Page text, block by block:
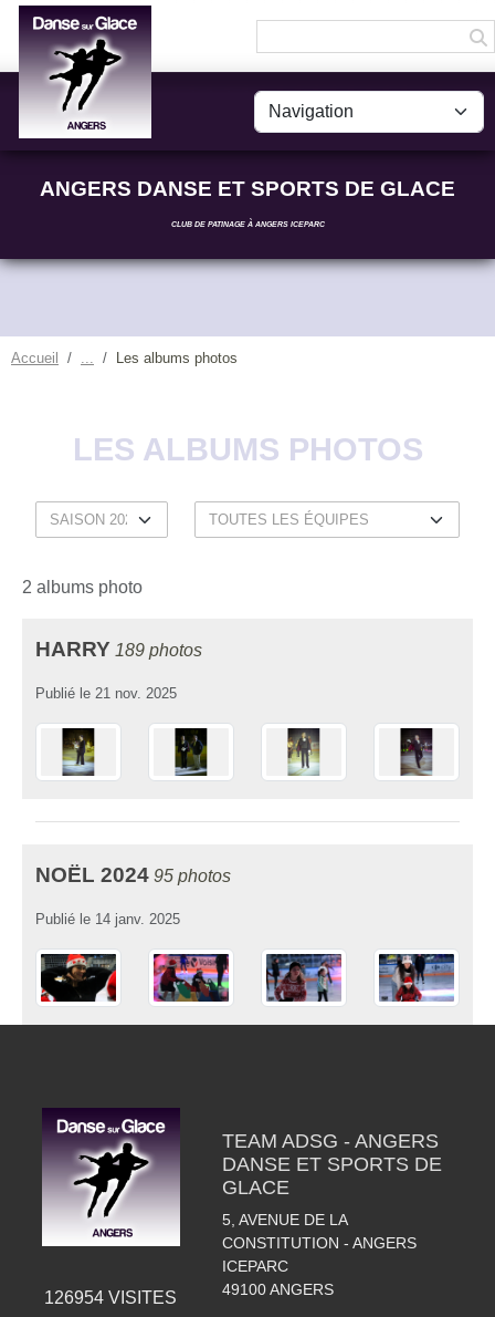
ANGERS DANSE ET SPORTS DE GLACE
CLUB DE PATINAGE À ANGERS ICEPARC
Accueil Les albums photos
LES ALBUMS PHOTOS
2 albums photo
HARRY 189 photos
Publié le 21 nov. 2025
NOËL 2024 95 photos
Publié le 14 janv. 2025
126954 VISITES
TEAM ADSG - ANGERS
DANSE ET SPORTS DE
GLACE
5, AVENUE DE LA
CONSTITUTION - ANGERS
ICEPARC
49100 ANGERS
Panneau de gestion des cookies